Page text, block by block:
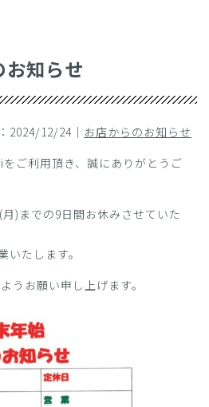
知らせ
2024/12/24｜ お店からのお知らせ
ご利用頂き、誠にありがとうご
)までの9日間お休みさせていた
たします。
うお願い申し上げます。